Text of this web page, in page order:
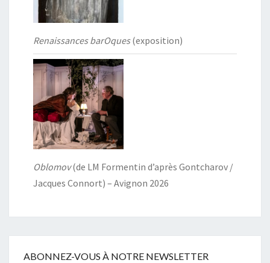
Renaissances barOques(exposition)
Oblomov(de LM Formentin d’après Gontcharov /
Jacques Connort) – Avignon 2026
ABONNEZ-VOUS À NOTRE NEWSLETTER